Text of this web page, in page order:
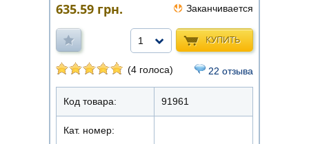
635.59 грн. Заканчивается
КУПИТЬ
1
(4 голоса) 22 отзыва
Код товара: 91961
Кат. номер: